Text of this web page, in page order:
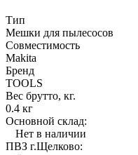
Тип
Мешки для пылесосов
Совместимость
Makita
Бренд
TOOLS
Вес брутто, кг.
0.4 кг
Основной склад:
Нет в наличии
ПВЗ г.Щелково: